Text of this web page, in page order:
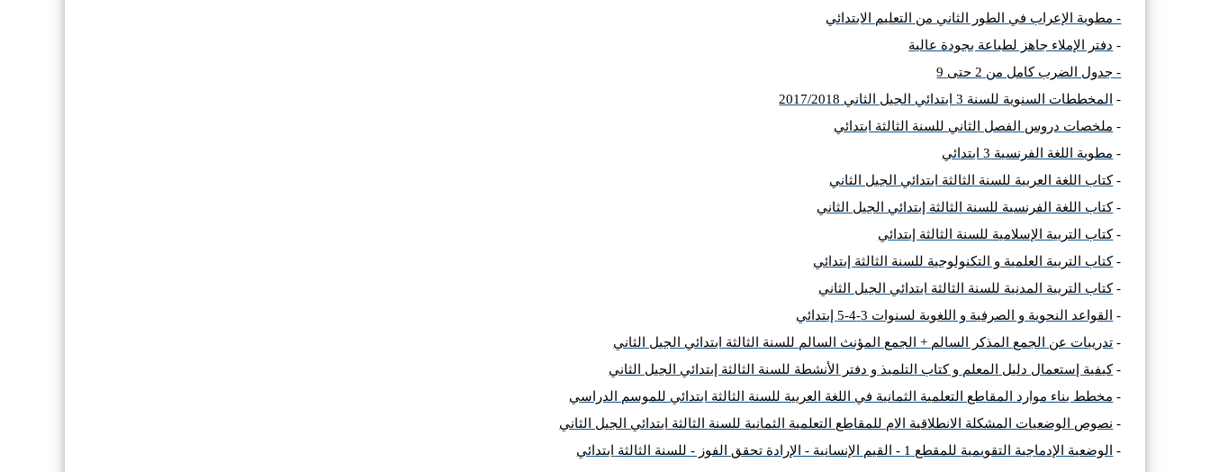
- مطوية الإعراب في الطور الثاني من التعليم الابتدائي
- دفتر الإملاء جاهز لطباعة بجودة عالية
- جدول الضرب كامل من 2 حتى 9
- المخططات السنوية للسنة 3 ابتدائي الجيل الثاني 2017/2018
- ملخصات دروس الفصل الثاني للسنة الثالثة ابتدائي
- مطوية اللغة الفرنسية 3 ابتدائي
-كتاب اللغة العربية للسنة الثالثة ابتدائي الجيل الثاني
-كتاب اللغة الفرنسية للسنة الثالثة إبتدائي الجيل الثاني
-كتاب التربية الإسلامية للسنة الثالثة إبتدائي
-كتاب التربية العلمية و التكنولوجية للسنة الثالثة إبتدائي
-كتاب التربية المدنية للسنة الثالثة ابتدائي الجيل الثاني
- القواعد النحوية و الصرفية و اللغوية لسنوات 3-4-5 إبتدائي
- تدريبات عن الجمع المذكر السالم + الجمع المؤنث السالم للسنة الثالثة ابتدائي الجيل الثاني
-كيفية إستعمال دليل المعلم و كتاب التلميذ و دفتر الأنشطة للسنة الثالثة إبتدائي الجيل الثاني
- مخطط بناء موارد المقاطع التعلمية الثمانية في اللغة العربية للسنة الثالثة ابتدائي للموسم الدراسي
- نصوص الوضعيات المشكلة الانطلاقية الام للمقاطع التعلمية الثمانية للسنة الثالثة ابتدائي الجيل الثاني
- الوضعية الإدماجية التقويمية للمقطع 1 - القيم الإنسانية - الإرادة تحقق الفوز - للسنة الثالثة ابتدائي